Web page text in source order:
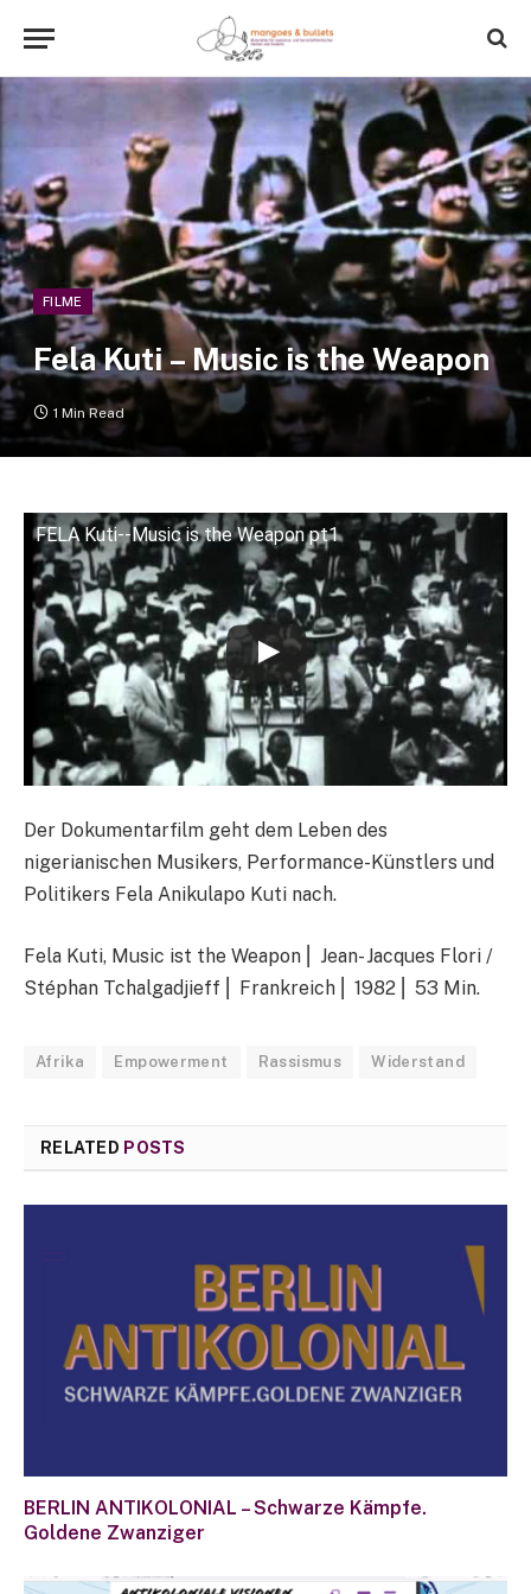
FILME
Fela Kuti – Music is the Weapon
1 Min Read
FELA Kuti--Music is the Weapon pt1
Der Dokumentarfilm geht dem Leben des
nigerianischen Musikers, Performance-Künstlers und
Politikers Fela Anikulapo Kuti nach.
Fela Kuti, Music ist the Weapon ⎢ Jean- Jacques Flori /
Stéphan Tchalgadjieff ⎢ Frankreich ⎢ 1982 ⎢ 53 Min.
Afrika Empowerment Rassismus Widerstand
RELATED POSTS
BERLIN ANTIKOLONIAL – Schwarze Kämpfe.
Goldene Zwanziger